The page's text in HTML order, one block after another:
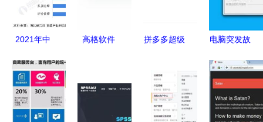
2021年中
业细分产品
竞争格局分
析新锐产品
高格软件
领先者
拼多多超级
系列服务的
全面解析
电脑突发故
联想远程软
件服务与手
机软件助力